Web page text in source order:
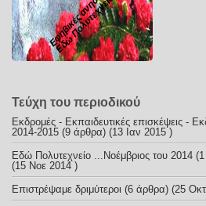
Τεύχη του περιοδικού
Εκδρομές - Εκπαιδευτικές επισκέψεις -
2014-2015 (9 άρθρα) (13 Ιαν 2015 )
Εδώ Πολυτεχνείο ...Νοέμβριος του 2014
(15 Νοε 2014 )
Επιστρέψαμε δριμύτεροι (6 άρθρα) (25